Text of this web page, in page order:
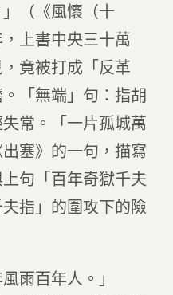
（《風懷（十
上書中央三十萬
竟被打成「反革
「無端」句：指胡
常。「一片孤城萬
塞》的一句，描寫
句「百年奇獄千夫
指」的圍攻下的險
雨百年人。」